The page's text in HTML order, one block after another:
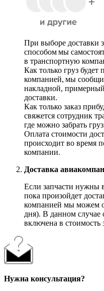
При выборе доставки
способом мы
в транспортную
Как только груз будет
компанией, мы
накладной, примерный
доставки.
Как только заказ
свяжется сотрудник
где можно забрать
Оплата стоимости
происходит во время
компании.
Доставка
Если запчасти нужны
пока произойдет
компанией мы можем
дня). В данном случае
включена в стоимость
Нужна консультация?